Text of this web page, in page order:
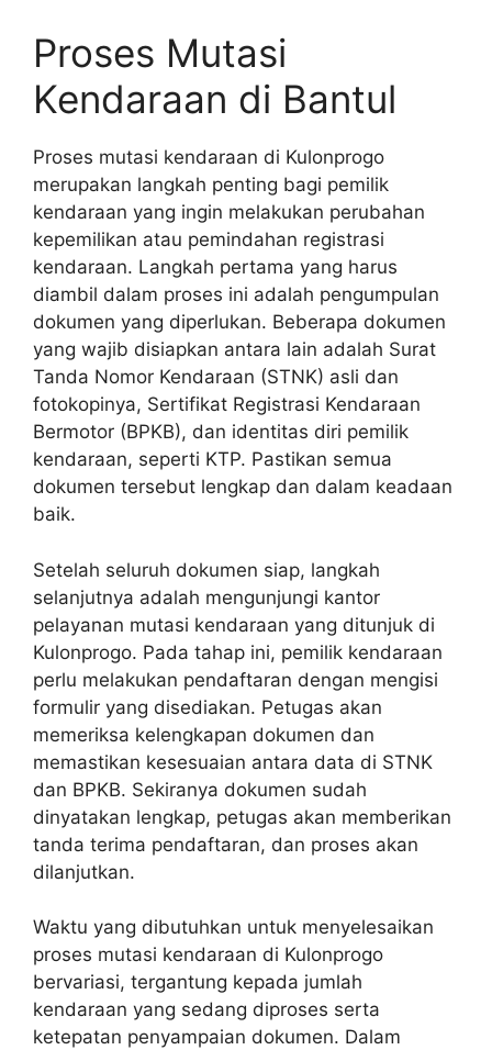
Proses Mutasi
Kendaraan di Bantul
Proses mutasi kendaraan di Kulonprogo
merupakan langkah penting bagi pemilik
kendaraan yang ingin melakukan perubahan
kepemilikan atau pemindahan registrasi
kendaraan. Langkah pertama yang harus
diambil dalam proses ini adalah pengumpulan
dokumen yang diperlukan. Beberapa dokumen
yang wajib disiapkan antara lain adalah Surat
Tanda Nomor Kendaraan (STNK) asli dan
fotokopinya, Sertifikat Registrasi Kendaraan
Bermotor (BPKB), dan identitas diri pemilik
kendaraan, seperti KTP. Pastikan semua
dokumen tersebut lengkap dan dalam keadaan
baik.
Setelah seluruh dokumen siap, langkah
selanjutnya adalah mengunjungi kantor
pelayanan mutasi kendaraan yang ditunjuk di
Kulonprogo. Pada tahap ini, pemilik kendaraan
perlu melakukan pendaftaran dengan mengisi
formulir yang disediakan. Petugas akan
memeriksa kelengkapan dokumen dan
memastikan kesesuaian antara data di STNK
dan BPKB. Sekiranya dokumen sudah
dinyatakan lengkap, petugas akan memberikan
tanda terima pendaftaran, dan proses akan
dilanjutkan.
Waktu yang dibutuhkan untuk menyelesaikan
proses mutasi kendaraan di Kulonprogo
bervariasi, tergantung kepada jumlah
kendaraan yang sedang diproses serta
ketepatan penyampaian dokumen. Dalam